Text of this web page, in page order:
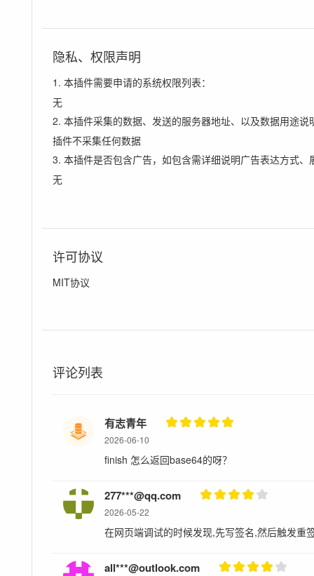
隐私、权限声明
1. 本插件需要申请的系统权限列表：
无
2. 本插件采集的数据、发送的服务器地址、以及数据用途说
插件不采集任何数据
3. 本插件是否包含广告，如包含需详细说明广告表达方式、
无
许可协议
MIT协议
评论列表
有志青年
2026-06-10
finish 怎么返回base64的呀？
277***@qq.com
2026-05-22
在网页端调试的时候发现,先写签名,然后触发重
all***@outlook.com